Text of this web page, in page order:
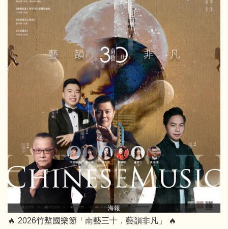
海報
🔥 2026竹塹國樂節「南藝三十．藝韻非凡」 🔥